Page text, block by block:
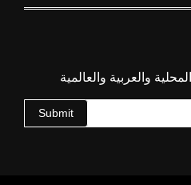
والعربية والعالمية
Submit